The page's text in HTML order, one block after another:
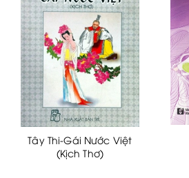
Tây Thi-Gái Nước Việt
(Kịch Thơ)